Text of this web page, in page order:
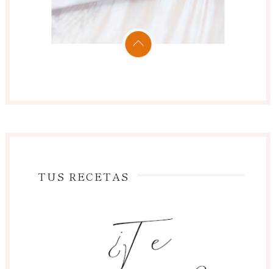
TUS RECETAS